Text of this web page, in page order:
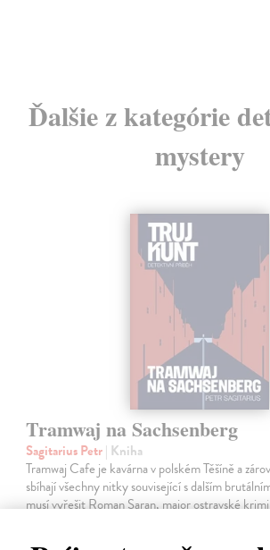
Ďalšie z kategórie
mystery
Tramwaj na Sachsenberg
Sagitarius Petr| Kniha
Tramwaj Cafe je kavárna v polském Těšíně a
sbíhají všechny nitky související s dalším
musí vyřešit Roman Saran, major ostravské
Zasielame do 12 dní